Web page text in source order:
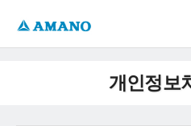
개인정보